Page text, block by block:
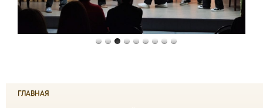
ГЛАВНАЯ